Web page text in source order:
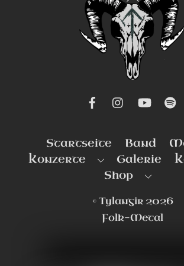
To
Top
Startseite Band
Konzerte
Galerie
Shop
©Tylangir2026
Folk-Metal